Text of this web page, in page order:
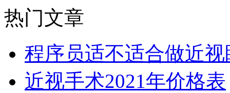
热门文章
程序员适不适合做近视
近视手术2021年价格表